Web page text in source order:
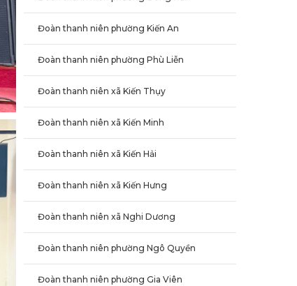
Đoàn thanh niên phường Kiến An
Đoàn thanh niên phường Phù Liễn
Đoàn thanh niên xã Kiến Thụy
Đoàn thanh niên xã Kiến Minh
Đoàn thanh niên xã Kiến Hải
Đoàn thanh niên xã Kiến Hưng
Đoàn thanh niên xã Nghi Dương
Đoàn thanh niên phường Ngô Quyền
Đoàn thanh niên phường Gia Viên